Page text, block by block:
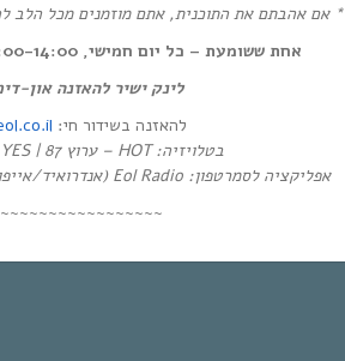
* אם אהבתם את התוכנית, אתם מוזמנים מכל הלב
אחת ששומעת – כל יום חמישי, 12:00-14:00,
לינק ישיר להאזנה און-
להאזנה בשידור חי:
בטלויזיה: HOT – ערוץ 87 | YES – ערוץ 71
אפליקציה לסמרטפון: Eol Radio (אנדרואיד/אייפון) או באפליקציית